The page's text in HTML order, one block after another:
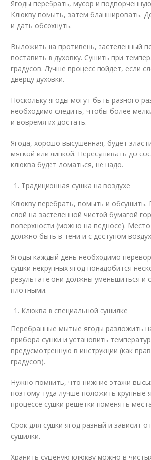
Ягоды перебрать, мусор и
Клюкву помыть, затем бланшировать.
и дать обсохнуть.
Выложить на противень, застеленный
поставить в духовку. Сушить при
градусов. Лучше процесс пойдет, если
дверцу духовки.
Поскольку ягоды могут быть разного
необходимо следить, чтобы более
и вовремя их достать.
Ягода, хорошо высушенная, будет
мягкой или липкой. Пересушивать до
клюква будет ломаться, не надо.
Традиционная сушка на воздухе
Клюкву перебрать, помыть и обсушить.
слой на застеленной чистой бумагой
поверхности (можно на подносе). Место
должно быть в тени и с доступом
Ягоды каждый день необходимо
сушки некрупных ягод понадобится
результате они должны уменьшиться и
плотными.
Клюква в специальной сушилке
Перебранные мытые ягоды разложить
прибора сушки и установить
предусмотренную в инструкции (как
градусов).
Нужно помнить, что нижние этажи
поэтому туда лучше положить крупные
процессе сушки решетки поменять
Срок для сушки ягод разный и зависит
сушилки.
Хранить сушеную клюкву можно в